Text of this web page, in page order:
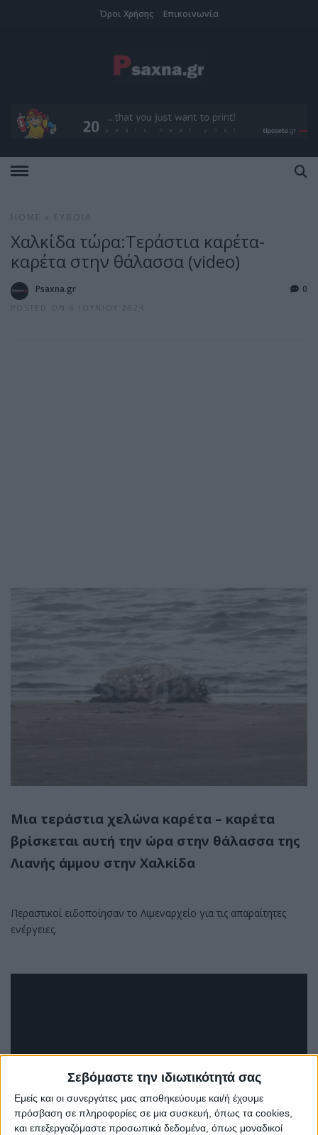
Σεβόμαστε την ιδιωτικότητά σας
Εμείς και οι συνεργάτες μας αποθηκεύουμε και/ή έχουμε
πρόσβαση σε πληροφορίες σε μια συσκευή, όπως τα cookies,
και επεξεργαζόμαστε προσωπικά δεδομένα, όπως μοναδικοί
Όροι Χρήσης Επικοινωνία
HOME ΕΎΒΟΙΑ
Χαλκίδα τώρα:Τεράστια καρέτα-
καρέτα στην θάλασσα (video)
Psaxna.gr
POSTED ON 6 ΙΟΥΝΊΟΥ 2024
0
Μια τεράστια χελώνα καρέτα – καρέτα
βρίσκεται αυτή την ώρα στην θάλασσα της
Λιανής άμμου στην Χαλκίδα
Περαστικοί ειδοποίησαν το Λιμεναρχείο για τις απαραίτητες
ενέργειες.